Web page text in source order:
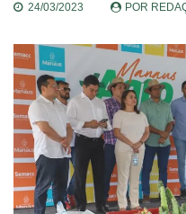
24/03/2023 POR